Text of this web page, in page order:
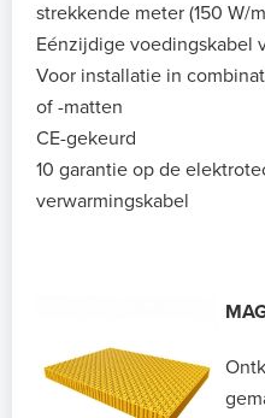
strekkende meter (150 W/
Eénzijdige voedingskabel
Voor installatie in
of -matten
CE-gekeurd
10 garantie op de
verwarmingskabel